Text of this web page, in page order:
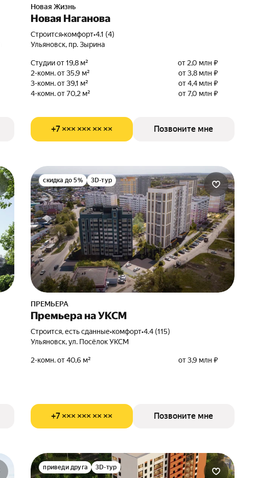
Новая Жизнь
Новая Наганова
Строится•комфорт•4.1 (4)
Ульяновск, пр. Зырина
Студии от 19,8 м²
от 2,0 млн ₽
2-комн. от 35,9 м²
от 3,8 млн ₽
3-комн. от 39,1 м²
от 4,4 млн ₽
4-комн. от 70,2 м²
от 7,0 млн ₽
+7 ××× ××× ×× ×× Позвоните мне
скидка до 5% 3D-тур
ПРЕМЬЕРА
Премьера на УКСМ
Строится, есть сданные•комфорт•4.4 (115)
Ульяновск, ул. Посёлок УКСМ
2-комн. от 40,6 м² от 3,9 млн ₽
+7 ××× ××× ×× ×× Позвоните мне
приведи друга 3D-тур